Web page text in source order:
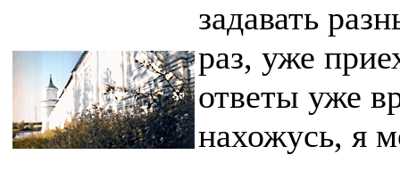
задавать
раз, уже
ответы уже
нахожусь, я